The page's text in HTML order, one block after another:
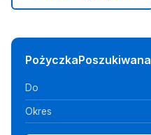
PożyczkaPoszukiwana
Do
Okres